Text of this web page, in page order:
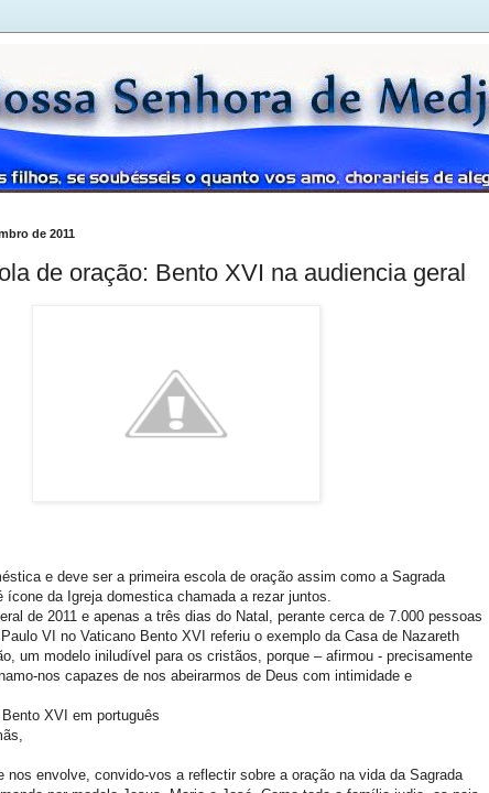
de 2011
de oração: Bento XVI na audiencia geral
e deve ser a primeira escola de oração assim como a Sagrada
ícone da Igreja domestica chamada a rezar juntos.
de 2011 e apenas a três dias do Natal, perante cerca de 7.000 pessoas
VI no Vaticano Bento XVI referiu o exemplo da Casa de Nazareth
um modelo iniludível para os cristãos, porque – afirmou - precisamente
nos capazes de nos abeirarmos de Deus com intimidade e
XVI em português
nos envolve, convido-vos a reflectir sobre a oração na vida da Sagrada